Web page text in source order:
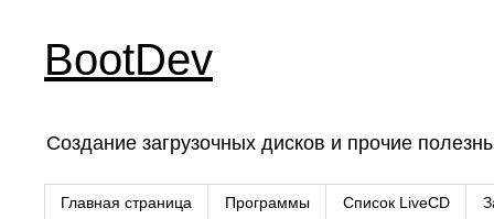
BootDev
Создание загрузочных дисков и прочие
Главная страница Программы Список LiveCD